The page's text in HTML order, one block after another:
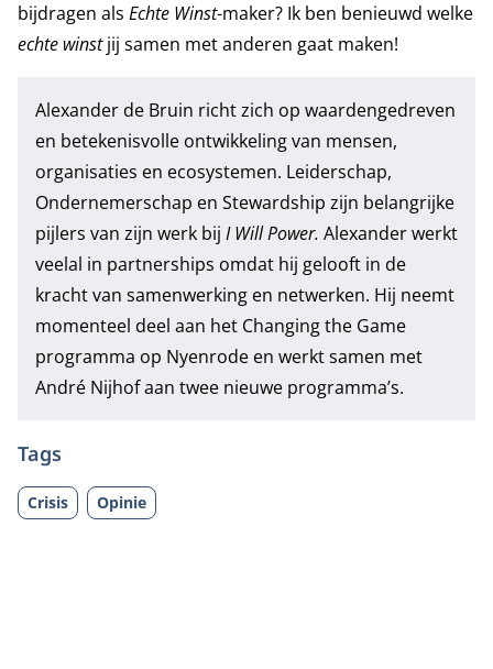
bijdragen als Echte Winst-maker? Ik ben benieuwd welke
echte winstjij samen met anderen gaat maken!
Alexander de Bruin richt zich op waardengedreven
en betekenisvolle ontwikkeling van mensen,
organisaties en ecosystemen. Leiderschap,
Ondernemerschap en Stewardship zijn belangrijke
pijlers van zijn werk bij I Will Power. Alexander werkt
veelal in partnerships omdat hij gelooft in de
kracht van samenwerking en netwerken. Hij neemt
momenteel deel aan het Changing the Game
programma op Nyenrode en werkt samen met
André Nijhof aan twee nieuwe programma’s.
Tags
Crisis Opinie